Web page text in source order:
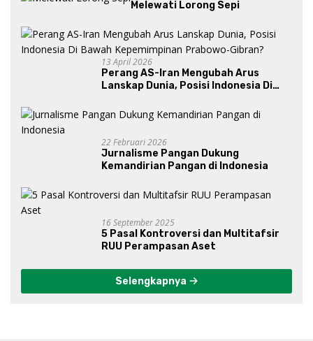
Melewati Lorong Sepi
13 April 2026
Perang AS-Iran Mengubah Arus
Lanskap Dunia, Posisi Indonesia Di
Gibran?
22 Februari 2026
Jurnalisme Pangan Dukung
Kemandirian Pangan di Indonesia
16 September 2025
5 Pasal Kontroversi dan Multitafsir
RUU Perampasan Aset
Selengkapnya